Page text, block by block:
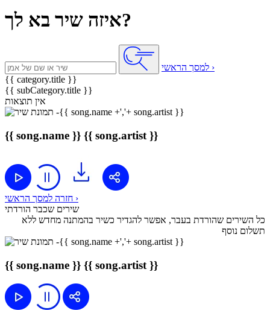
איזה שיר בא לך?
למסך הראשי ›
{{ category.title }}
{{ subCategory.title }}
אין תוצאות
{{ song.name }} {{ song.artist }}
חזרה למסך הראשי ›
שירים שכבר הורדתי
כל השירים שהורדת בעבר, אפשר להגדיר כשיר בהמתנה מחדש ללא
תשלום נוסף
{{ song.name }} {{ song.artist }}